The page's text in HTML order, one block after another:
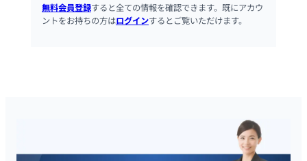
無料会員登録すると全ての情報を確認できます。既にアカウ
ントをお持ちの方はログインするとご覧いただけます。